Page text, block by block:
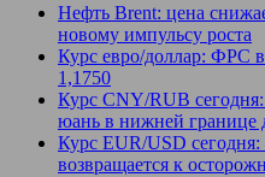
Нефть Brent: цена
новому импульсу роста
Курс евро/доллар: ФРС
1,1750
Курс CNY/RUB
юань в нижней границе
Курс EUR/USD
возвращается к